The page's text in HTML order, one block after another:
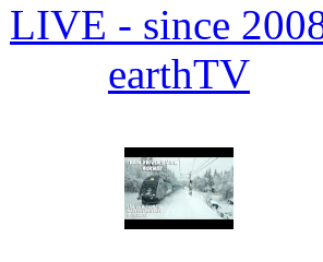
LIVE - since
earthTV